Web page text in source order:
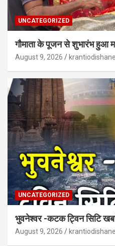
UNCATEGORIZED
गौमाता के पूजन से शुभारंभ हुआ
August 9, 2026
UNCATEGORIZED
भुवनेश्वर -कटक ट्विन सिटि
August 9, 2026